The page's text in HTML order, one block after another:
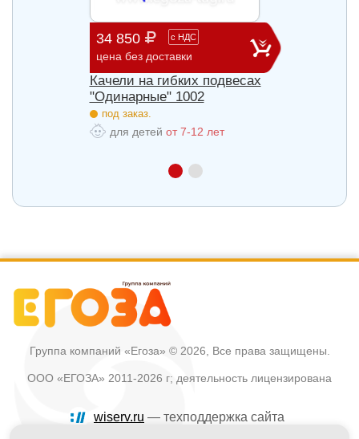
34 850 с НДС
цена без доставки
Качели на гибких подвесах
"Одинарные" 1002
под заказ.
для детей от 7-12 лет
Группа компаний «Егоза» © 2026, Все права защищены.
ООО «ЕГОЗА» 2011-2026 г; деятельность лицензирована
wiserv.ru — техподдержка сайта